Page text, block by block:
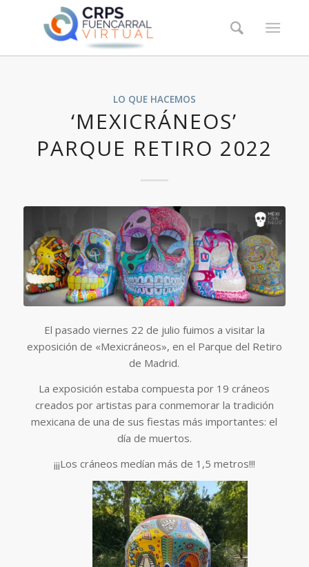
LO QUE HACEMOS
‘MEXICRÁNEOS’
PARQUE RETIRO 2022
El pasado viernes 22 de julio fuimos a visitar la
exposición de «Mexicráneos», en el Parque del Retiro
de Madrid.
La exposición estaba compuesta por 19 cráneos
creados por artistas para conmemorar la tradición
mexicana de una de sus fiestas más importantes: el
día de muertos.
¡¡¡Los cráneos medían más de 1,5 metros!!!